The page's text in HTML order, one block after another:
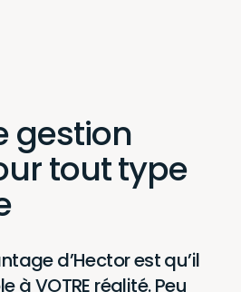
gestion
tout type
d’Hector est qu’il
à VOTRE réalité. Peu